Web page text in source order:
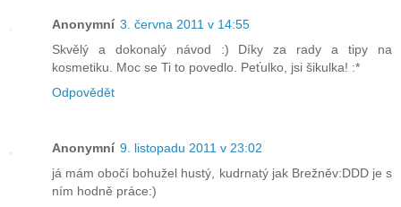
Anonymní 3. června 2011 v 14:55
Skvělý a dokonalý návod :) Díky za rady a tipy na
kosmetiku. Moc se Ti to povedlo. Peťulko, jsi šikulka! :*
Odpovědět
Anonymní 9. listopadu 2011 v 23:02
já mám obočí bohužel hustý, kudrnatý jak Brežněv:DDD je s
ním hodně práce:)